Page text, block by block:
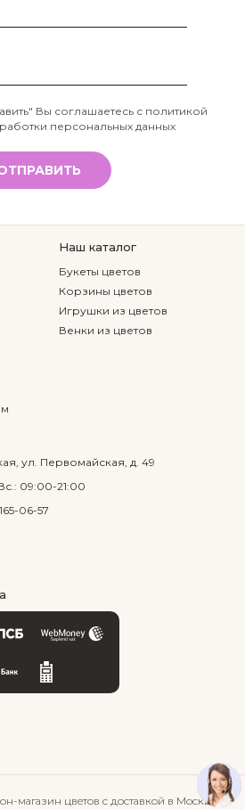
Вы соглашаетесь с политикой
персональных данных
Наш каталог
Букеты цветов
Корзины цветов
Игрушки из цветов
Венки из цветов
ул. Первомайская, д. 49
09:00-21:00
06-57
магазин цветов с доставкой в Москве